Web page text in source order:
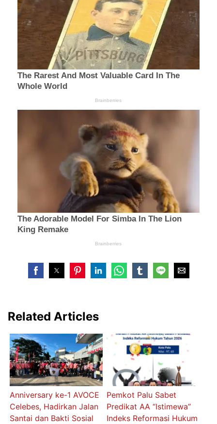
Related Articles
Anniversary ke-1 AVOCE
Celebes, Hadirkan Jalan
Santai dan Bakti Sosial
Pemkot Palu Sabet
Predikat AA “Istimewa”
Indeks Reformasi Hukum